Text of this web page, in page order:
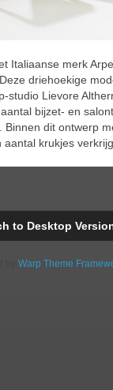
Italiaanse merk
driehoekige
studio Lievore
bijzet- en
Binnen dit ontwerp
krukjes
to Desktop
Warp Theme